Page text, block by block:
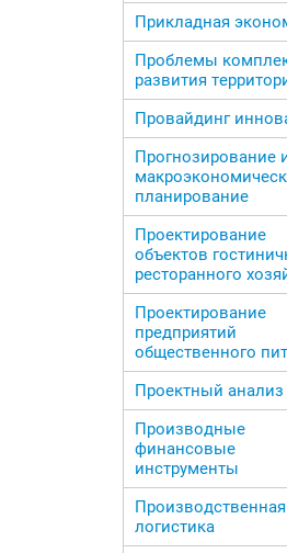
Прикладная
Проблемы
развития
Провайдинг
Прогнозирование
планирование
Проектирование
объектов
ресторанного
Проектирование
предприятий
общественного
Проектный анализ
Производные
финансовые
инструменты
Производственная
логистика